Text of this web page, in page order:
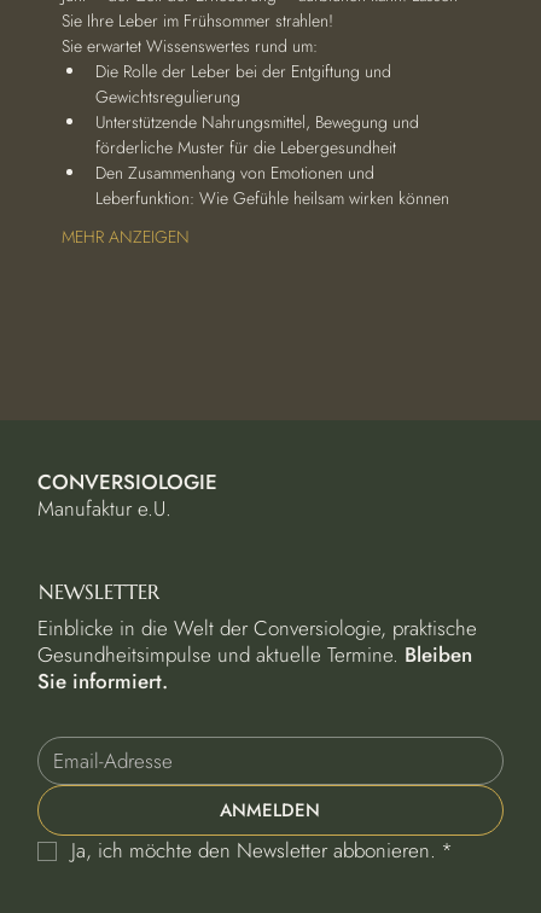
Sie Ihre Leber im Frühsommer strahlen!
Sie erwartet Wissenswertes rund um:
Die Rolle der Leber bei der Entgiftung und
Gewichtsregulierung
Unterstützende Nahrungsmittel, Bewegung und
förderliche Muster für die Lebergesundheit
Den Zusammenhang von Emotionen und
Leberfunktion: Wie Gefühle heilsam wirken können
MEHR ANZEIGEN
CONVERSIOLOGIE
Manufaktur e.U.
NEWSLETTER
Einblicke in die Welt der Conversiologie, praktische
Gesundheitsimpulse und aktuelle Termine. Bleiben
Sie informiert.
ANMELDEN
Ja, ich möchte den Newsletter abbonieren. *